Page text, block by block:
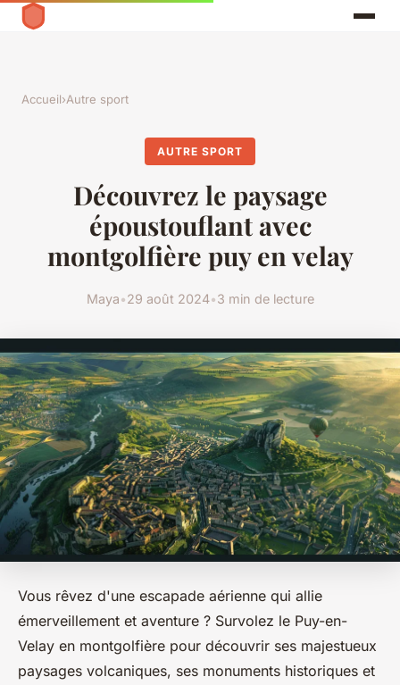
Accueil›Autre sport
AUTRE SPORT
Découvrez le paysage
époustouflant avec
montgolfière puy en velay
Maya•29 août 2024•3 min de lecture
Vous rêvez d'une escapade aérienne qui allie
émerveillement et aventure ? Survolez le Puy-en-
Velay en montgolfière pour découvrir ses majestueux
paysages volcaniques, ses monuments historiques et